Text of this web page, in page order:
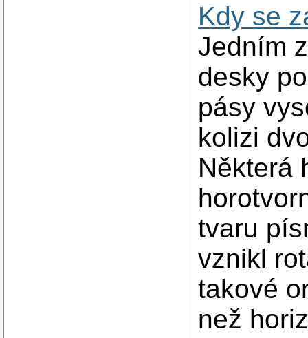
Kdy se
Jedním
desky
pásy
kolizi
Některá
tvaru
vznikl
takové
než